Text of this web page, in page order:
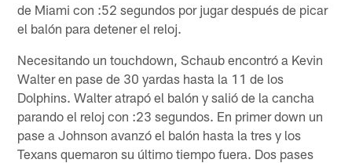
de Miami con :52 segundos por jugar después de picar
el balón para detener el reloj.
Necesitando un touchdown, Schaub encontró a Kevin
Walter en pase de 30 yardas hasta la 11 de los
Dolphins. Walter atrapó el balón y salió de la cancha
parando el reloj con :23 segundos. En primer down un
pase a Johnson avanzó el balón hasta la tres y los
Texans quemaron su último tiempo fuera. Dos pases